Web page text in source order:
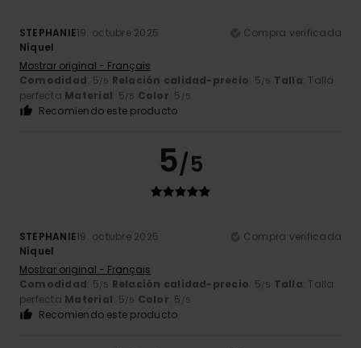
STEPHANIE19. octubre 2025
Compra verificada
Níquel
Mostrar original - Français
Comodidad: 5/5 Relación calidad-precio: 5/5 Talla: Talla
perfecta Material: 5/5 Color: 5 /5
Recomiendo este producto
5/5
STEPHANIE19. octubre 2025
Compra verificada
Níquel
Mostrar original - Français
Comodidad: 5/5 Relación calidad-precio: 5/5 Talla: Talla
perfecta Material: 5/5 Color: 5 /5
Recomiendo este producto